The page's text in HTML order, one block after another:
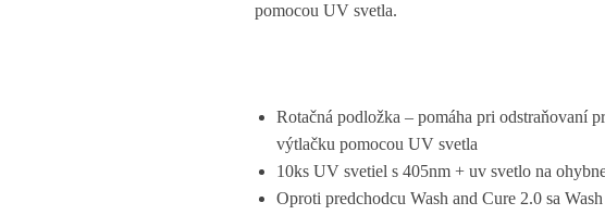
pomocou UV svetla.
Rotačná podložka – pomáha pri odstraňovaní
výtlačku pomocou UV svetla
10ks UV svetiel s 405nm + uv svetlo na
Oproti predchodcu Wash and Cure 2.0 sa